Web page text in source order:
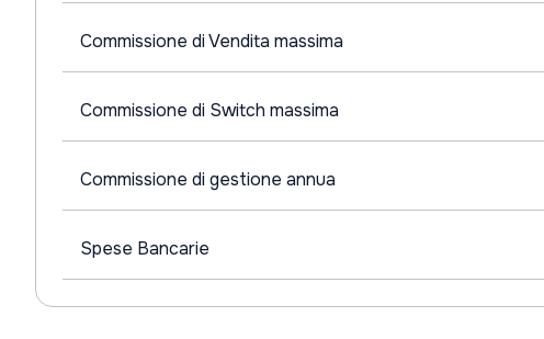
Commissione di Vendita massima
Commissione di Switch massima
Commissione di gestione annua
Spese Bancarie